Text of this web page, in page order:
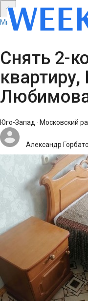
Минск: Смотреть все
Снять 2-
Юго-Запад · Московский
Александр